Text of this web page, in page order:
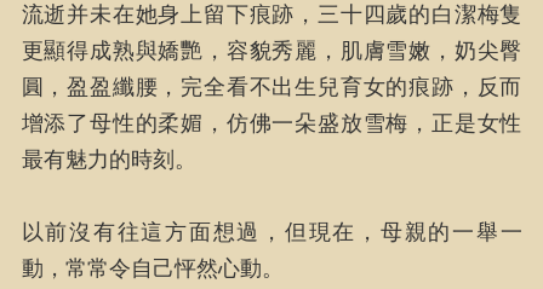
流逝并未在她身上留下痕跡，三十四歲的白潔梅隻
更顯得成熟與嬌艷，容貌秀麗，肌膚雪嫩，奶尖臀
圓，盈盈纖腰，完全看不出生兒育女的痕跡，反而
增添了母性的柔媚，仿佛一朵盛放雪梅，正是女性
最有魅力的時刻。
以前沒有往這方面想過，但現在，母親的一舉一
動，常常令自己怦然心動。